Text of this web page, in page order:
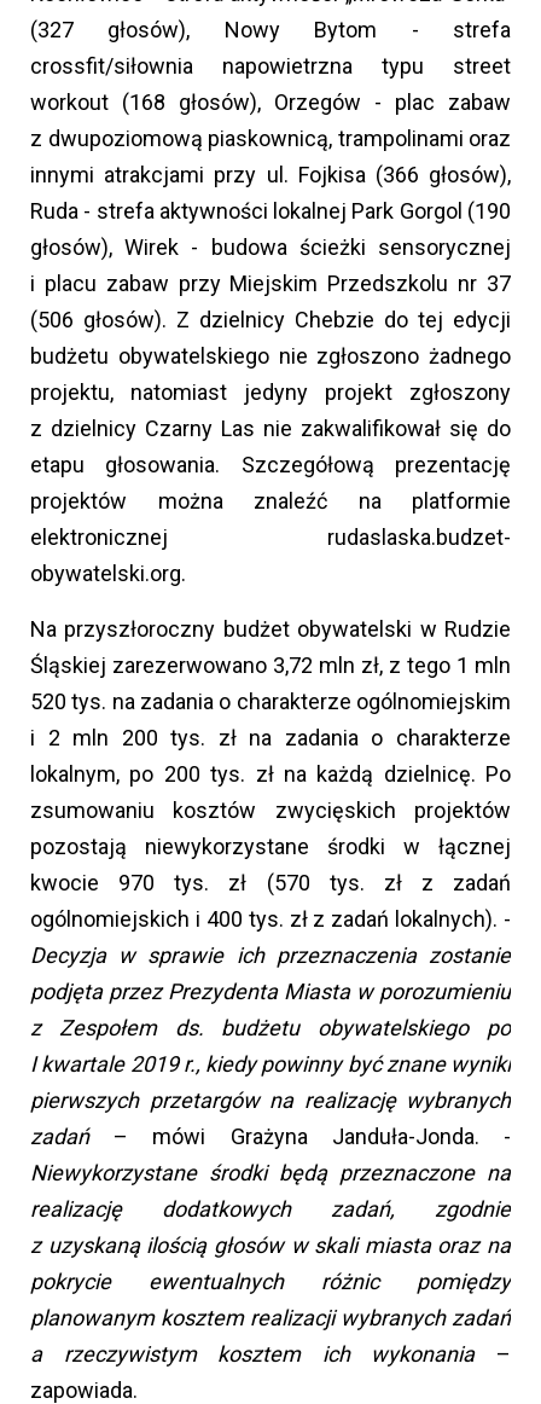
(327 głosów), Nowy Bytom - strefa
crossfit/siłownia napowietrzna typu street
workout (168 głosów), Orzegów - plac zabaw
z dwupoziomową piaskownicą, trampolinami oraz
innymi atrakcjami przy ul. Fojkisa (366 głosów),
Ruda - strefa aktywności lokalnej Park Gorgol (190
głosów), Wirek - budowa ścieżki sensorycznej
i placu zabaw przy Miejskim Przedszkolu nr 37
(506 głosów). Z dzielnicy Chebzie do tej edycji
budżetu obywatelskiego nie zgłoszono żadnego
projektu, natomiast jedyny projekt zgłoszony
z dzielnicy Czarny Las nie zakwalifikował się do
etapu głosowania. Szczegółową prezentację
projektów można znaleźć na platformie
elektronicznej rudaslaska.budzet-
obywatelski.org.
Na przyszłoroczny budżet obywatelski w Rudzie
Śląskiej zarezerwowano 3,72 mln zł, z tego 1 mln
520 tys. na zadania o charakterze ogólnomiejskim
i 2 mln 200 tys. zł na zadania o charakterze
lokalnym, po 200 tys. zł na każdą dzielnicę. Po
zsumowaniu kosztów zwycięskich projektów
pozostają niewykorzystane środki w łącznej
kwocie 970 tys. zł (570 tys. zł z zadań
ogólnomiejskich i 400 tys. zł z zadań lokalnych). -
Decyzja w sprawie ich przeznaczenia zostanie
podjęta przez Prezydenta Miasta w porozumieniu
z Zespołem ds. budżetu obywatelskiego po
I kwartale 2019 r., kiedy powinny być znane wyniki
pierwszych przetargów na realizację wybranych
zadań– mówi Grażyna Janduła-Jonda. -
Niewykorzystane środki będą przeznaczone na
realizację dodatkowych zadań, zgodnie
z uzyskaną ilością głosów w skali miasta oraz na
pokrycie ewentualnych różnic pomiędzy
planowanym kosztem realizacji wybranych zadań
a rzeczywistym kosztem ich wykonania –
zapowiada.